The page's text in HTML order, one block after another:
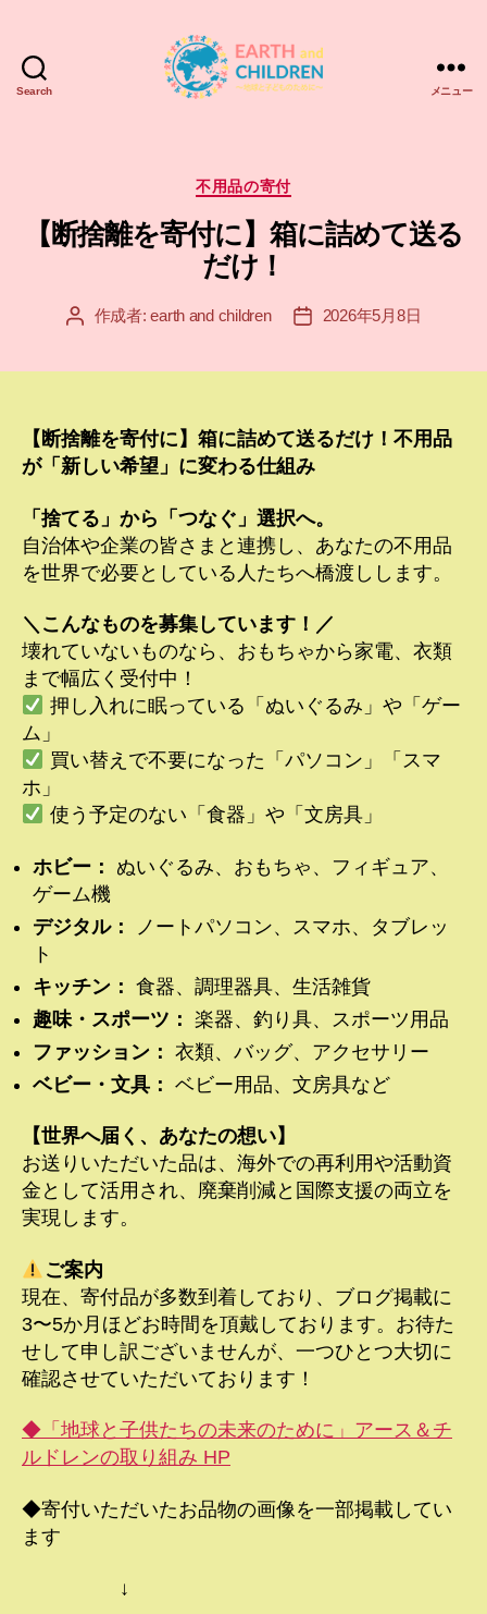
Search
＆
ル
ド
レ
EARTH
CHILDREN
メニュー
カ
ゴ
リ
ー
不用品の寄付
【断捨離を寄付に】箱に詰めて送る
だけ！
投 作成者:earth and children
投
2026年5月8日
【断捨離を寄付に】箱に詰めて送るだけ！不用品
が「新しい希望」に変わる仕組み
「捨てる」から「つなぐ」選択へ。
自治体や企業の皆さまと連携し、あなたの不用品
を世界で必要としている人たちへ橋渡しします。
＼こんなものを募集しています！／
壊れていないものなら、おもちゃから家電、衣類
まで幅広く受付中！
押し入れに眠っている「ぬいぐるみ」や「ゲー
ム」
買い替えで不要になった「パソコン」「スマ
ホ」
使う予定のない「食器」や「文房具」
ホビー：
ぬいぐるみ、おもちゃ、フィギュア、
ゲーム機
デジタル：
ノートパソコン、スマホ、タブレッ
ト
キッチン： 食器、調理器具、生活雑貨
趣味・スポーツ： 楽器、釣り具、スポーツ用品
ファッション： 衣類、バッグ、アクセサリー
ベビー・文具： ベビー用品、文房具など
【世界へ届く、あなたの想い】
お送りいただいた品は、海外での再利用や活動資
金として活用され、廃棄削減と国際支援の両立を
実現します。
ご案内
現在、寄付品が多数到着しており、ブログ掲載に
3〜5か月ほどお時間を頂戴しております。お待た
せして申し訳ございませんが、一つひとつ大切に
確認させていただいております！
◆「地球と子供たちの未来のために」アース＆チ
ルドレンの取り組み HP
◆寄付いただいたお品物の画像を一部掲載してい
ます
↓